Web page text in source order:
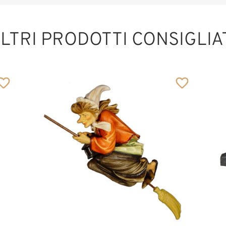
Uomo circo
Aggiunto al carrello
PRODOTTI